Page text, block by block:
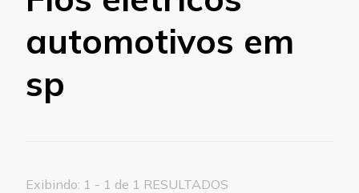
automotivos em
sp
Exibindo: 1 - 1 de 1 RESULTADOS